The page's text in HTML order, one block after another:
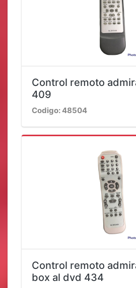
Control remoto
409
Codigo: 48504
Control remoto
box al dvd 434